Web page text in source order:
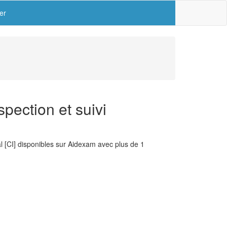
et suivi
disponibles sur Aidexam avec plus de 1